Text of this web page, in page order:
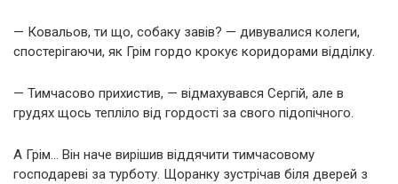
— Ковальов, ти що, собаку завів? — дивувалися колеги,
спостерігаючи, як Грім гордо крокує коридорами відділку.
— Тимчасово прихистив, — відмахувався Сергій, але в
грудях щось тепліло від гордості за свого підопічного.
А Грім… Він наче вирішив віддячити тимчасовому
господареві за турботу. Щоранку зустрічав біля дверей з